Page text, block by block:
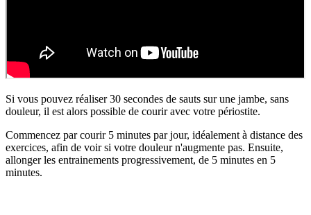
Si vous pouvez réaliser 30 secondes de sauts sur une jambe, sans
douleur, il est alors possible de courir avec votre périostite.
Commencez par courir 5 minutes par jour, idéalement à distance des
exercices, afin de voir si votre douleur n'augmente pas. Ensuite,
allonger les entrainements progressivement, de 5 minutes en 5
minutes.